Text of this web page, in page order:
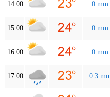
14:00 0 mm
15:00 0 mm
16:00 0 mm
17:00 0.3